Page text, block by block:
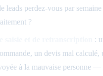
leads perdez-vous par semaine
?
:
un devis mal calculé,
à la mauvaise personne —